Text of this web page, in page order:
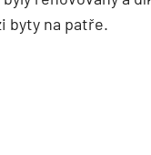
byty na patře.